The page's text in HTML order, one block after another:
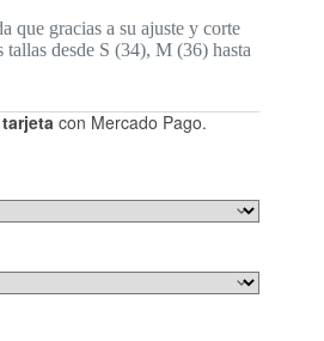
que gracias a su ajuste y corte
tallas desde S (34), M (36) hasta
con Mercado Pago.